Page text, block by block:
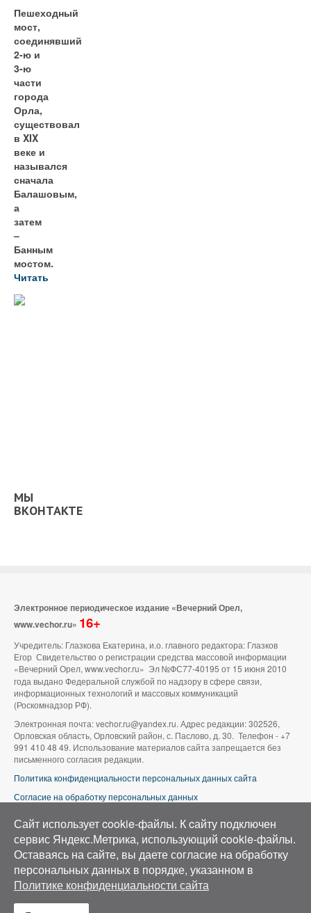
Пешеходный
мост,
соединявший
2-ю и
3-ю
части
города
Орла,
существовал
в XIX
веке и
назывался
сначала
Балашовым,
а
затем
–
Банным
мостом.
Читать
МЫ
ВКОНТАКТЕ
Электронное периодическое издание «Вечерний Орел,
www.vechor.ru» 16+
Учредитель: Глазкова Екатерина, и.о. главного редактора: Глазков
Егор Свидетельство о регистрации средства массовой информации
«Вечерний Орел, www.vechor.ru» Эл №ФС77-40195 от 15 июня 2010
года выдано Федеральной службой по надзору в сфере связи,
информационных технологий и массовых коммуникаций
(Роскомнадзор РФ).
Электронная почта: vechor.ru@yandex.ru. Адрес редакции: 302526,
Орловская область, Орловский район, с. Паслово, д. 30. Телефон - +7
991 410 48 49. Использование материалов сайта запрещается без
письменного согласия редакции.
Политика конфиденциальности персональных данных сайта
Согласие на обработку персональных данных
Аэросъемка в Орле»
Сайт использует cookie-файлы. К cайту подключен
сервис Яндекс.Метрика, использующий cookie-файлы.
Оставаясь на сайте, вы даете согласие на обработку
персональных данных в порядке, указанном в
Политике конфиденциальности сайта